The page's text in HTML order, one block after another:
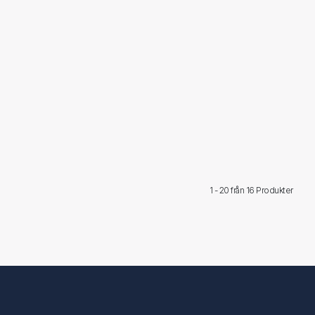
1 - 20 från 16 Produkter